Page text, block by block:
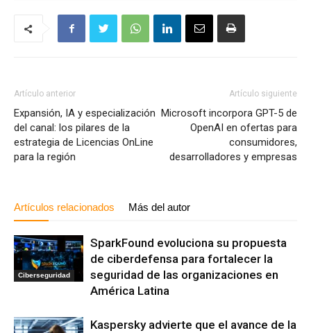
Artículo anterior
Expansión, IA y especialización
del canal: los pilares de la
estrategia de Licencias OnLine
para la región
Artículo siguiente
Microsoft incorpora GPT-5 de
OpenAI en ofertas para
consumidores,
desarrolladores y empresas
Artículos relacionados Más del autor
Ciberseguridad
SparkFound evoluciona su propuesta
de ciberdefensa para fortalecer la
seguridad de las organizaciones en
América Latina
Kaspersky advierte que el avance de la